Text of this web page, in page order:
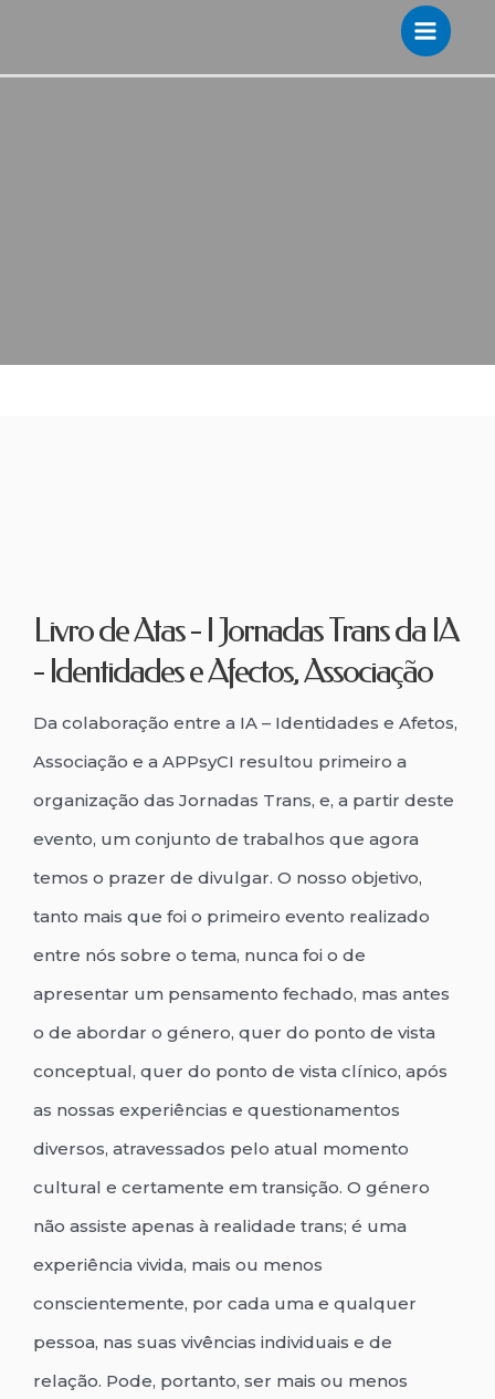
Livro de Atas - I Jornadas Trans da IA
- Identidades e Afectos, Associação
Da colaboração entre a IA – Identidades e Afetos,
Associação e a APPsyCI resultou primeiro a
organização das Jornadas Trans, e, a partir deste
evento, um conjunto de trabalhos que agora
temos o prazer de divulgar. O nosso objetivo,
tanto mais que foi o primeiro evento realizado
entre nós sobre o tema, nunca foi o de
apresentar um pensamento fechado, mas antes
o de abordar o género, quer do ponto de vista
conceptual, quer do ponto de vista clínico, após
as nossas experiências e questionamentos
diversos, atravessados pelo atual momento
cultural e certamente em transição. O género
não assiste apenas à realidade trans; é uma
experiência vivida, mais ou menos
conscientemente, por cada uma e qualquer
pessoa, nas suas vivências individuais e de
relação. Pode, portanto, ser mais ou menos